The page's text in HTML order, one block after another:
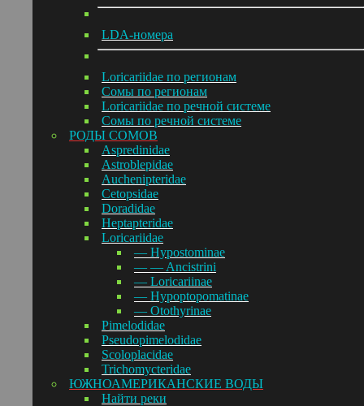
LDA-номера
Loricariidae по регионам
Сомы по регионам
Loricariidae по речной системе
Сомы по речной системе
РОДЫ СОМОВ
Aspredinidae
Astroblepidae
Auchenipteridae
Cetopsidae
Doradidae
Heptapteridae
Loricariidae
— Hypostominae
— — Ancistrini
— Loricariinae
— Hypoptopomatinae
— Otothyrinae
Pimelodidae
Pseudopimelodidae
Scoloplacidae
Trichomycteridae
ЮЖНОАМЕРИКАНСКИЕ ВОДЫ
Hайти реки